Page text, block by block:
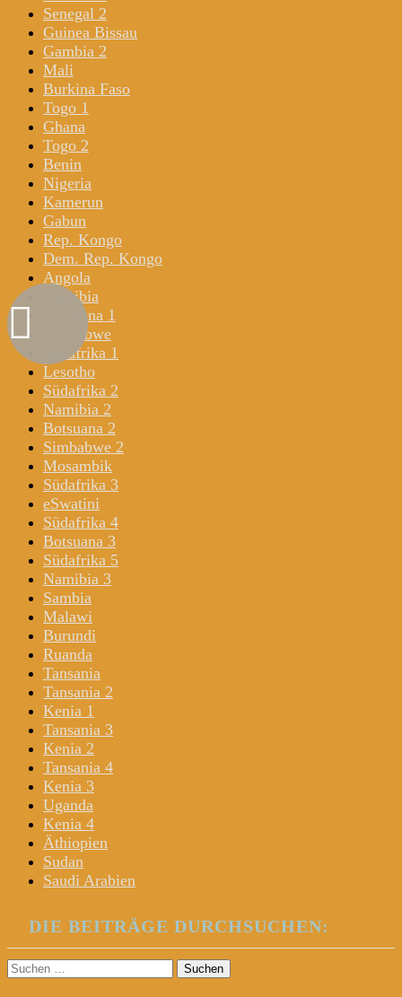
Senegal 2
Guinea Bissau
Gambia 2
Mali
Burkina Faso
Togo 1
Ghana
Togo 2
Benin
Nigeria
Kamerun
Gabun
Rep. Kongo
Dem. Rep. Kongo
Angola
Namibia
Botsuana 1
Simbabwe
Südafrika 1
Lesotho
Südafrika 2
Namibia 2
Botsuana 2
Simbabwe 2
Mosambik
Südafrika 3
eSwatini
Südafrika 4
Botsuana 3
Südafrika 5
Namibia 3
Sambia
Malawi
Burundi
Ruanda
Tansania
Tansania 2
Kenia 1
Tansania 3
Kenia 2
Tansania 4
Kenia 3
Uganda
Kenia 4
Äthiopien
Sudan
Saudi Arabien
DIE BEITRÄGE DURCHSUCHEN:
Suchen
nach: